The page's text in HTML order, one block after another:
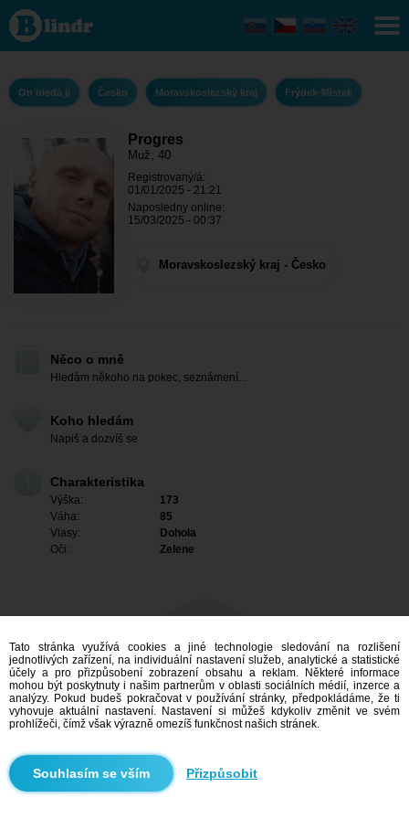
Progres - On
hledá ji
Moravskoslezský
kraj - Frýdek-
On hledá ji Česko Moravskoslezský kraj Frýdek-Místek
Progres
Muž, 40
Registrovaný/á:
01/01/2025 - 21:21
Naposledny online:
15/03/2025 - 00:37
Moravskoslezský kraj - Česko
Něco o mně
Hledám někoho na pokec, seznámení...
Koho hledám
Napiš a dozvíš se
Charakteristika
Výška:
173
Váha:
85
Vlasy:
Dohola
Oči:
Zelene
Mám zájem
Vyhledávání
Tato stránka využívá cookies a jiné technologie sledování na rozlišení
jednotlivých zařízení, na individuální nastavení služeb, analytické a statistické
účely a pro přizpůsobení zobrazení obsahu a reklam. Některé informace
mohou být poskytnuty i našim partnerům v oblasti sociálních médií, inzerce a
analýzy. Pokud budeš pokračovat v používání stránky, předpokládáme, že ti
vyhovuje aktuální nastavení. Nastavení si můžeš kdykoliv změnit ve svém
prohlížeči, čímž však výrazně omezíš funkčnost našich stránek.
Přizpůsobit